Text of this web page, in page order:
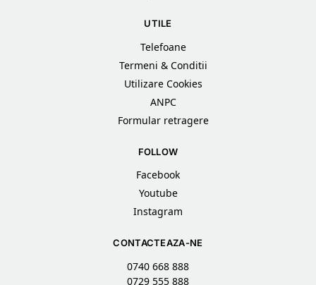
UTILE
Telefoane
Termeni & Conditii
Utilizare Cookies
ANPC
Formular retragere
FOLLOW
Facebook
Youtube
Instagram
CONTACTEAZA-NE
0740 668 888
0729 555 888